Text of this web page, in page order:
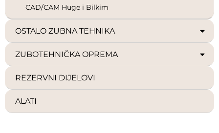
CAD/CAM Huge i Bilkim
OSTALO ZUBNA TEHNIKA
ZUBOTEHNIČKA OPREMA
REZERVNI DIJELOVI
ALATI